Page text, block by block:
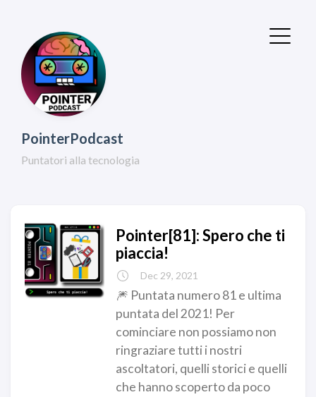
PointerPodcast
Puntatori alla tecnologia
Pointer[81]: Spero che ti
piaccia!
Dec 29, 2021
🎆 Puntata numero 81 e ultima
puntata del 2021! Per
cominciare non possiamo non
ringraziare tutti i nostri
ascoltatori, quelli storici e quelli
che hanno scoperto da poco